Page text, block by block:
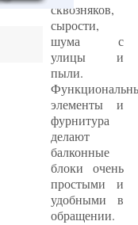
сквозняков,
сырости,
шума с
улицы и
пыли.
элементы и
фурнитура
делают
балконные
блоки очень
простыми и
удобными в
обращении.